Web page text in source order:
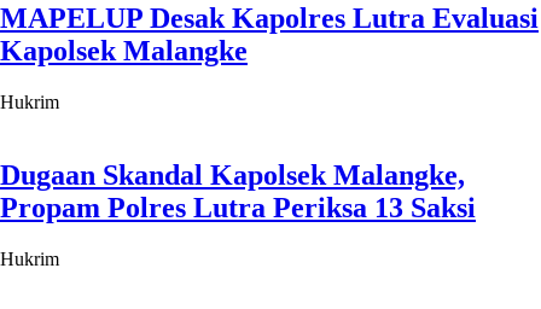
MAPELUP Desak Kapolres Lutra Evaluasi
Kapolsek Malangke
Hukrim
Dugaan Skandal Kapolsek Malangke,
Propam Polres Lutra Periksa 13 Saksi
Hukrim